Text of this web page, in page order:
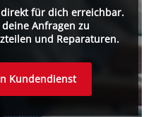
für dich erreichbar.
Anfragen zu
und Reparaturen.
Kundendienst